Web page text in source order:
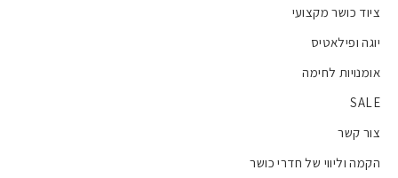
ציוד כושר מקצועי
יוגה ופילאטיס
אומנויות לחימה
SALE
צור קשר
הקמה וליווי של חדרי כושר